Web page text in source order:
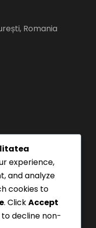
Romania
experience,
and analyze
cookies to
. ClickAccept
to decline non-